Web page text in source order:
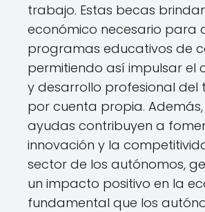
trabajo. Estas becas
económico necesario para
programas educativos de
permitiendo así impulsar el
y desarrollo profesional
por cuenta propia.
ayudas contribuyen a
innovación y la
sector de los autónomos,
un impacto positivo en la
fundamental que los